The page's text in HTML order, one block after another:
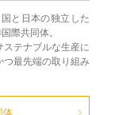
と日本の独立した
際共同体。
テナブルな生産に
つ最先端の取り組み
体